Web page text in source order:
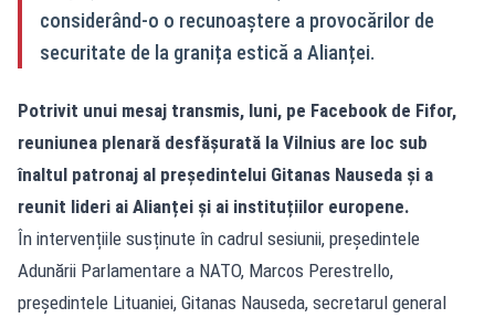
considerând-o o recunoaștere a provocărilor de
securitate de la granița estică a Alianței.
Potrivit unui mesaj transmis, luni, pe Facebook de Fifor,
reuniunea plenară desfășurată la Vilnius are loc sub
înaltul patronaj al președintelui Gitanas Nauseda și a
reunit lideri ai Alianței și ai instituțiilor europene.
În intervențiile susținute în cadrul sesiunii, președintele
Adunării Parlamentare a NATO, Marcos Perestrello,
președintele Lituaniei, Gitanas Nauseda, secretarul general